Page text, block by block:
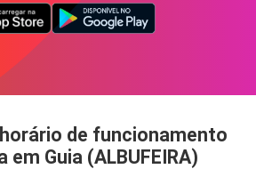
de funcionamento
Guia (ALBUFEIRA)